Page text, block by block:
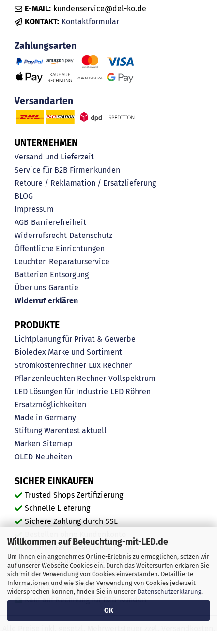
Willkommen auf Beleuchtung-mit-LED.de
Um Ihnen ein angenehmes Online-Erlebnis zu ermöglichen, setzen wir
auf unserer Webseite Cookies ein. Durch das Weitersurfen erklären Sie
sich mit der Verwendung von Cookies einverstanden. Detaillierte
Informationen und wie Sie der Verwendung von Cookies jederzeit
widersprechen können, finden Sie in unserer Datenschutzerklärung.
OK
E-MAIL: kundenservice@del-ko.de
KONTAKT: Kontaktformular
Zahlungsarten
Versandarten
UNTERNEHMEN
Versand und Lieferzeit
Service für B2B Firmenkunden
Retoure / Reklamation / Ersatzlieferung
BLOG
Impressum
AGB Barrierefreiheit
Widerrufsrecht Datenschutz
Öffentliche Einrichtungen
Leuchten Reparaturservice
Batterien Entsorgung
Über uns Garantie
Widerruf erklären
PRODUKTE
Lichtplanung für Privat & Gewerbe
Bioledex Marke und Sortiment
Stromkostenrechner Lux Rechner
Pflanzenleuchten Rechner Vollspektrum
LED Lösungen für Industrie LED Röhren
Ersatzmöglichkeiten
Made in Germany
Stiftung Warentest aktuell
Marken Sitemap
OLED Neuheiten
SICHER EINKAUFEN
Trusted Shops Zertifizierung
Schnelle Lieferung
Sichere Zahlung durch SSL
20 Jahre Fachservice-Erfahrung
"Ausgezeichnete" Kundenmeinungen
Mehr als 450.000 zufriedene Kunden
Service durch echte Menschen, keine Bots
Kauf auf Rechnung für B2B-Kunden